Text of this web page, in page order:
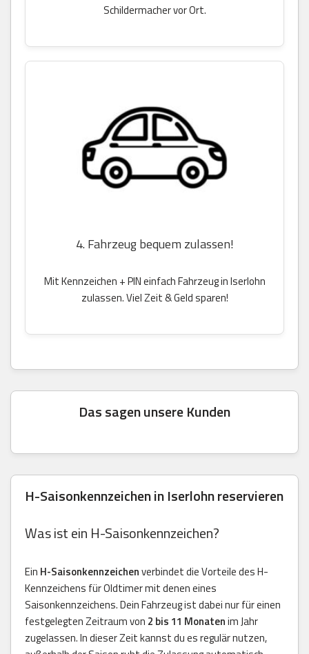
Schildermacher vor Ort.
4. Fahrzeug bequem zulassen!
Mit Kennzeichen + PIN einfach Fahrzeug in Iserlohn
zulassen. Viel Zeit & Geld sparen!
Das sagen unsere Kunden
H-Saisonkennzeichen in Iserlohn reservieren
Was ist ein H-Saisonkennzeichen?
Ein H-Saisonkennzeichenverbindet die Vorteile des H-
Kennzeichens für Oldtimer mit denen eines
Saisonkennzeichens. Dein Fahrzeug ist dabei nur für einen
festgelegten Zeitraum von 2 bis 11 Monatenim Jahr
zugelassen. In dieser Zeit kannst du es regulär nutzen,